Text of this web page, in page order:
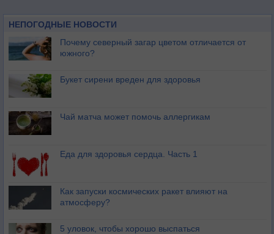
НЕПОГОДНЫЕ НОВОСТИ
Почему северный загар цветом отличается от
южного?
Букет сирени вреден для здоровья
Чай матча может помочь аллергикам
Еда для здоровья сердца. Часть 1
Как запуски космических ракет влияют на
атмосферу?
5 уловок, чтобы хорошо выспаться